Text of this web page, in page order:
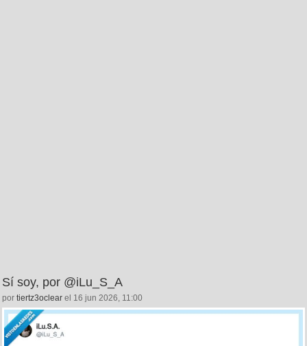
Sí soy, por @iLu_S_A
por tiertz3oclear el 16 jun 2026, 11:00